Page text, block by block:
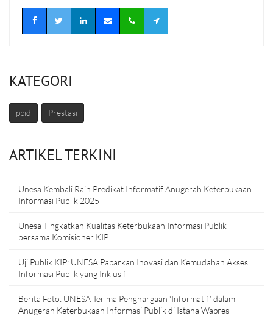
KATEGORI
ppid Prestasi
ARTIKEL TERKINI
Unesa Kembali Raih Predikat Informatif Anugerah Keterbukaan
Informasi Publik 2025
Unesa Tingkatkan Kualitas Keterbukaan Informasi Publik
bersama Komisioner KIP
Uji Publik KIP: UNESA Paparkan Inovasi dan Kemudahan Akses
Informasi Publik yang Inklusif
Berita Foto: UNESA Terima Penghargaan ‘Informatif’ dalam
Anugerah Keterbukaan Informasi Publik di Istana Wapres